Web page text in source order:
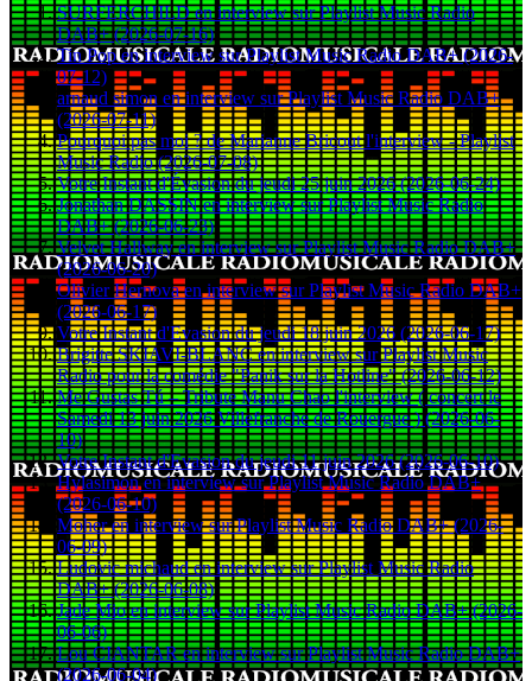
SURFERCHILD en interview sur Playlist Music Radio
DAB+ (2026-07-16)
Tin Pop en interview sur Playlist Music Radio DAB+ (2026-
07-12)
arnaud simon en interview sur Playlist Music Radio DAB+
(2026-07-11)
Pourquoi pas moi ? de Marianne Bricout l'interview - Playlist
Music Radio (2026-07-08)
Votre Instant d'Évasion du jeudi 25 juin 2026 (2026-06-24)
Jonathan DASSIN en interview sur Playlist Music Radio
DAB+ (2026-06-23)
Velvet Hallway en interview sur Playlist Music Radio DAB+
(2026-06-20)
Olivier Hernova en interview sur Playlist Music Radio DAB+
(2026-06-17)
Votre Instant d'Evasion du jeudi 18 juin 2026 (2026-06-17)
Brigitte SKIAVI-BLANC en interview sur Playlist Music
Radio pour la comédie "Panik sur la Hotline" (2026-06-12)
Me Gustas Tú – Tribute Manu Chao l'interview ( concert le
Samedi 13 juin 2026 Villefranche de Rouergue ) (2026-06-
10)
Votre Instant d'Evasion du jeudi 11 juin 2026 (2026-06-10)
Hylasimon en interview sur Playlist Music Radio DAB+
(2026-06-10)
Moher en interview sur Playlist Music Radio DAB+ (2026-
06-09)
Ludovic michaud en interview sur Playlist Music Radio
DAB+ (2026-06-08)
Jade Mio en interview sur Playlist Music Radio DAB+ (2026-
06-06)
Lou CIANTAR en interview sur Playlist Music Radio DAB+
(2026-06-04)